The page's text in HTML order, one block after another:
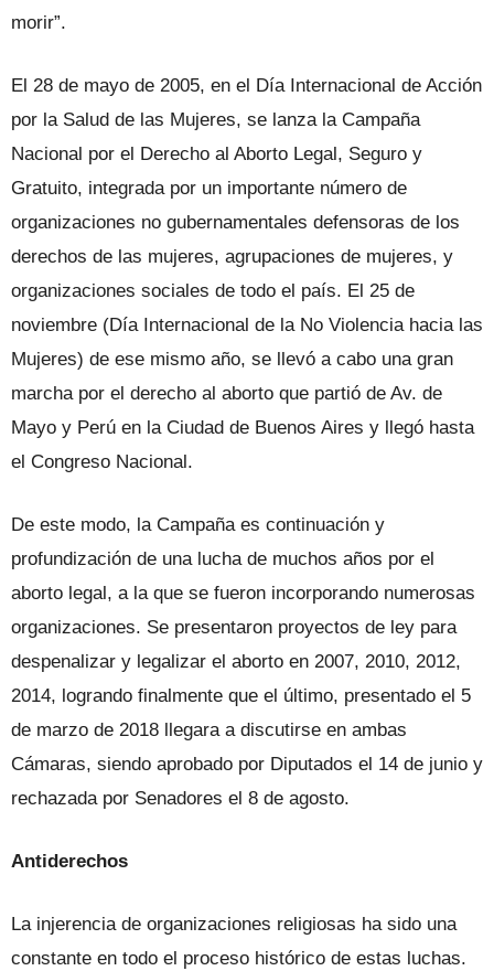
morir”.
El 28 de mayo de 2005, en el Día Internacional de Acción
por la Salud de las Mujeres, se lanza la Campaña
Nacional por el Derecho al Aborto Legal, Seguro y
Gratuito, integrada por un importante número de
organizaciones no gubernamentales defensoras de los
derechos de las mujeres, agrupaciones de mujeres, y
organizaciones sociales de todo el país. El 25 de
noviembre (Día Internacional de la No Violencia hacia las
Mujeres) de ese mismo año, se llevó a cabo una gran
marcha por el derecho al aborto que partió de Av. de
Mayo y Perú en la Ciudad de Buenos Aires y llegó hasta
el Congreso Nacional.
De este modo, la Campaña es continuación y
profundización de una lucha de muchos años por el
aborto legal, a la que se fueron incorporando numerosas
organizaciones. Se presentaron proyectos de ley para
despenalizar y legalizar el aborto en 2007, 2010, 2012,
2014, logrando finalmente que el último, presentado el 5
de marzo de 2018 llegara a discutirse en ambas
Cámaras, siendo aprobado por Diputados el 14 de junio y
rechazada por Senadores el 8 de agosto.
Antiderechos
La injerencia de organizaciones religiosas ha sido una
constante en todo el proceso histórico de estas luchas.